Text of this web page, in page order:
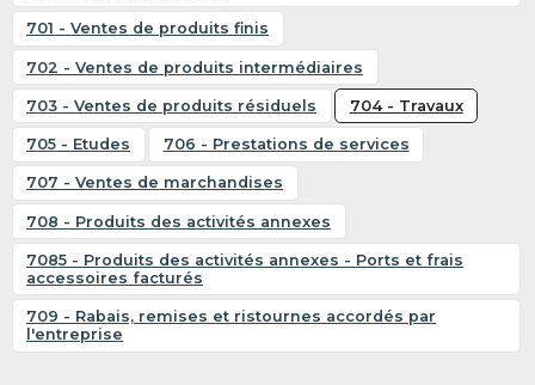
701 - Ventes de produits finis
702 - Ventes de produits intermédiaires
703 - Ventes de produits résiduels 704 - Travaux
705 - Etudes 706 - Prestations de services
707 - Ventes de marchandises
708 - Produits des activités annexes
7085 - Produits des activités annexes - Ports et frais
accessoires facturés
709 - Rabais, remises et ristournes accordés par
l'entreprise